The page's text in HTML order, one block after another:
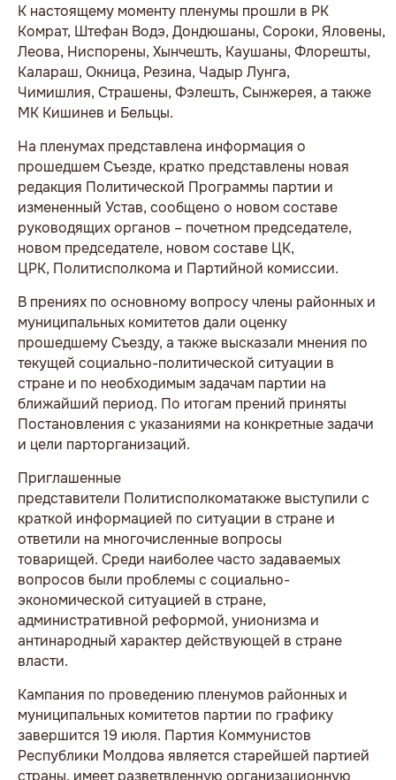
К настоящему моменту пленумы прошли в РК
Комрат, Штефан Водэ, Дондюшаны, Сороки, Яловены,
Леова, Ниспорены, Хынчешть, Каушаны, Флорешты,
Калараш, Окница, Резина, Чадыр Лунга,
Чимишлия, Страшены, Фэлешть, Сынжерея, а также
МК Кишинев и Бельцы.
На пленумах представлена информация о
прошедшем Съезде, кратко представлены новая
редакция Политической Программы партии и
измененный Устав, сообщено о новом составе
руководящих органов – почетном председателе,
новом председателе, новом составе ЦК,
ЦРК, Политисполкома и Партийной комиссии.
В прениях по основному вопросу члены районных и
муниципальных комитетов дали оценку
прошедшему Съезду, а также высказали мнения по
текущей социально-политической ситуации в
стране и по необходимым задачам партии на
ближайший период. По итогам прений приняты
Постановления с указаниями на конкретные задачи
и цели парторганизаций.
Приглашенные
представители Политисполкоматакже выступили с
краткой информацией по ситуации в стране и
ответили на многочисленные вопросы
товарищей. Среди наиболее часто задаваемых
вопросов были проблемы с социально-
экономической ситуацией в стране,
административной реформой, унионизма и
антинародный характер действующей в стране
власти.
Кампания по проведению пленумов районных и
муниципальных комитетов партии по графику
завершится 19 июля. Партия Коммунистов
Республики Молдова является старейшей партией
страны, имеет разветвленную организационную